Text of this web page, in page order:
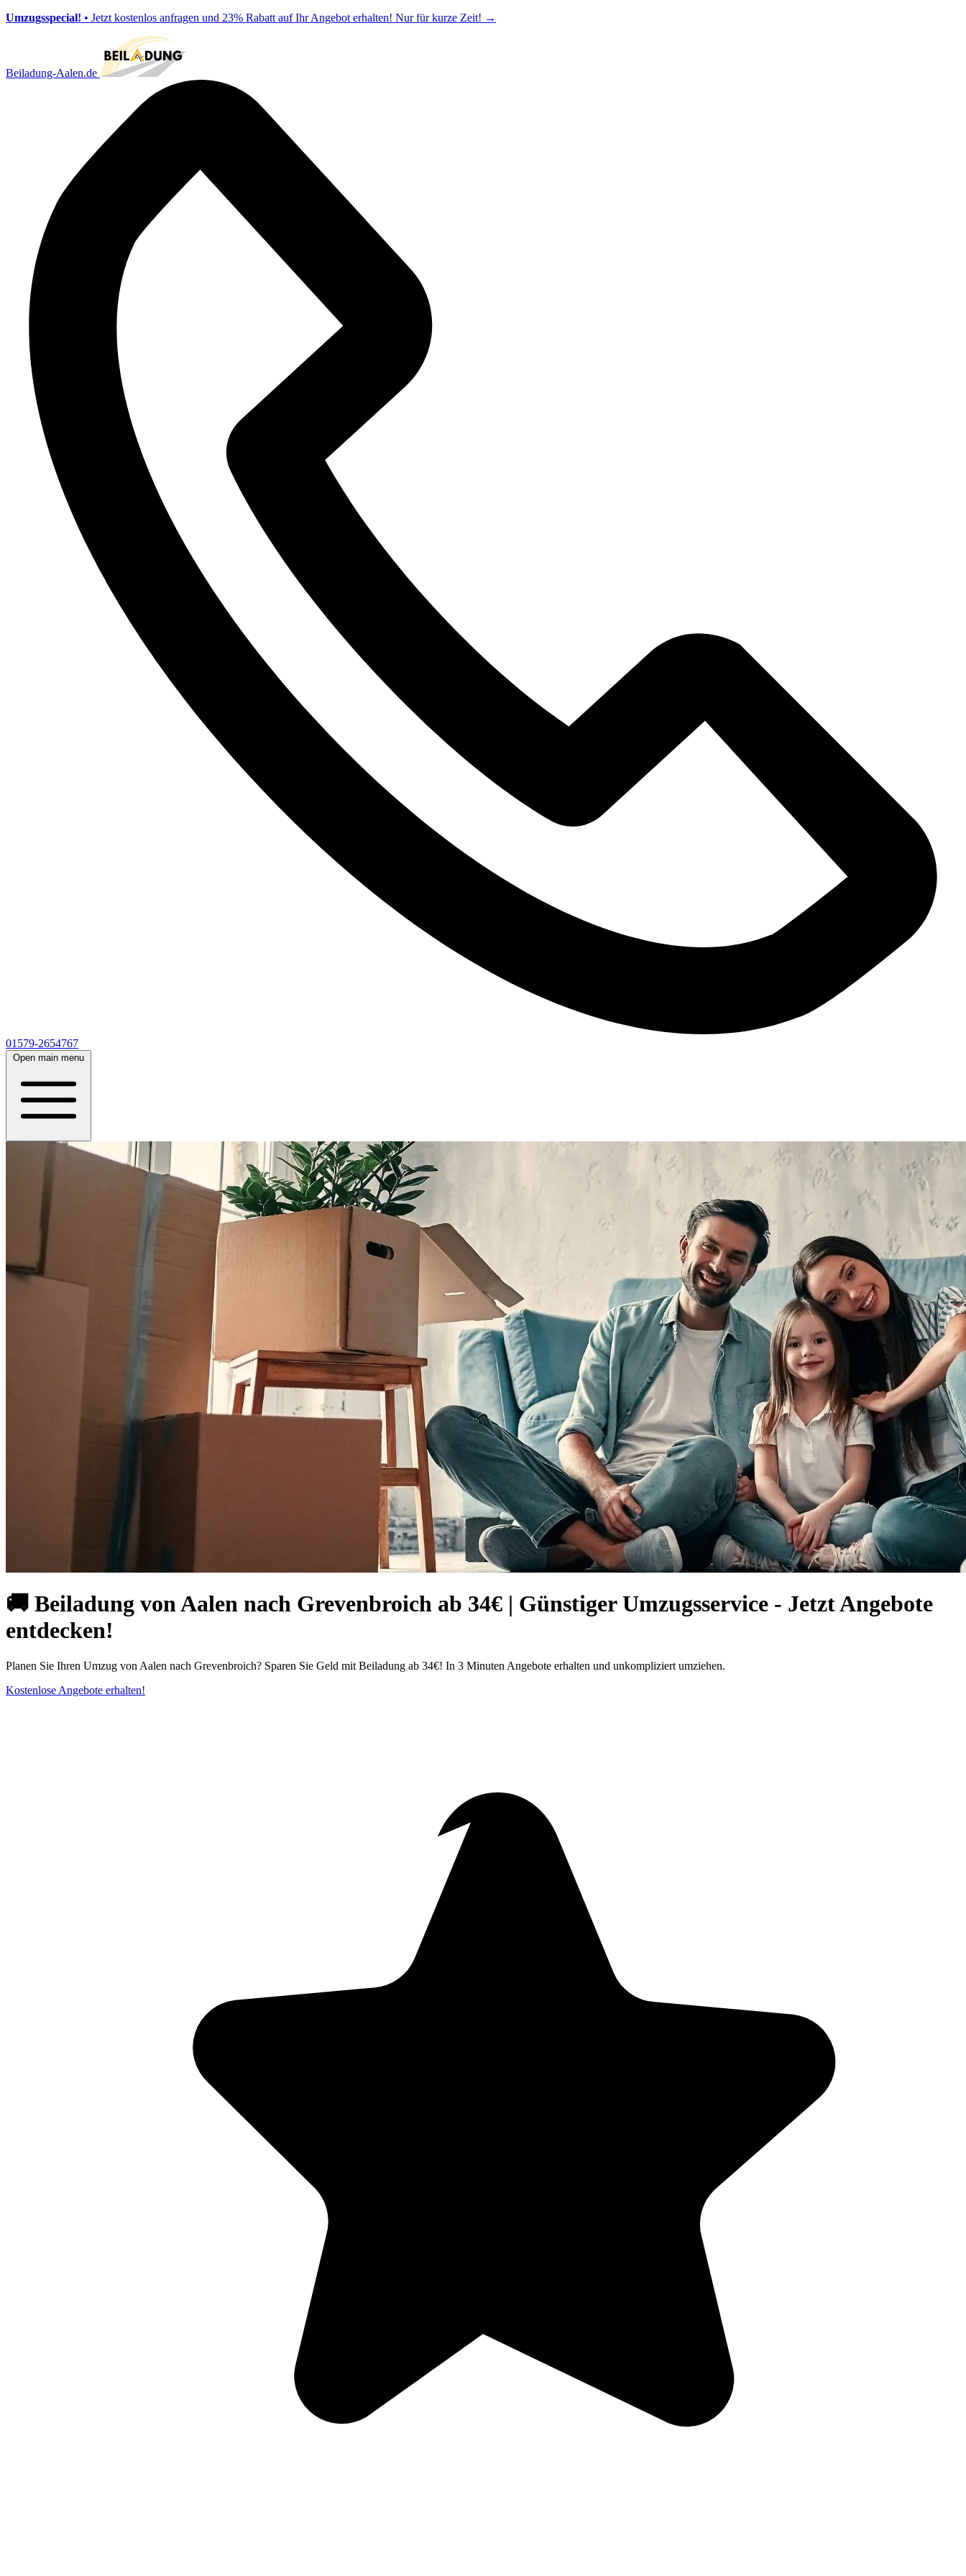
Umzugsspecial! • Jetzt kostenlos anfragen und 23% Rabatt auf Ihr Angebot erhalten! Nur für kurze Zeit! →
Beiladung-Aalen.de
01579-2654767
Open main menu
🚚 Beiladung von Aalen nach Grevenbroich ab 34€ | Günstiger Umzugsservice - Jetzt Angebote
entdecken!
Planen Sie Ihren Umzug von Aalen nach Grevenbroich? Sparen Sie Geld mit Beiladung ab 34€! In 3 Minuten Angebote erhalten und unkompliziert umziehen.
Kostenlose Angebote erhalten!